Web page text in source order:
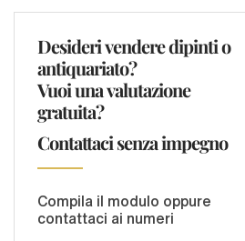
Desideri vendere dipinti o
antiquariato?
Vuoi una valutazione
gratuita?
Contattaci senza impegno
Compila il modulo oppure
contattaci ai numeri